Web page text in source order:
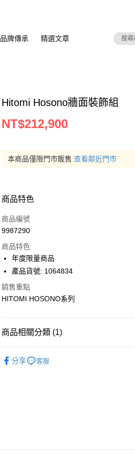
品牌傳承 精選文章
Hitomi Hosono牆面裝飾組
NT$212,900
本商品僅限門市販售 查看鄰近門市
商品特色
商品編號
9987290
商品特色
年度限量商品
產品貨號: 1064834
銷售重點
HITOMI HOSONO系列
商品相關分類 (1)
分享
客服